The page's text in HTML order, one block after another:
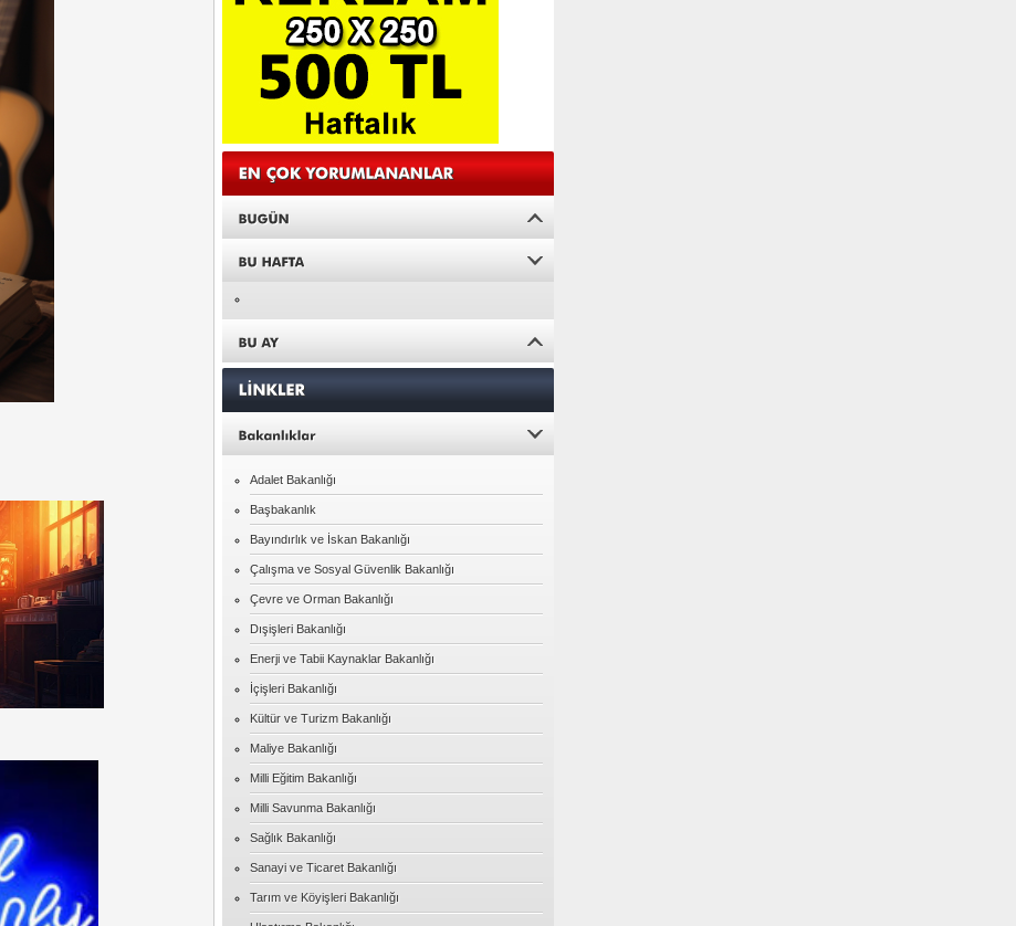
Adalet Bakanlığı
Başbakanlık
Bayındırlık ve İskan Bakanlığı
Çalışma ve Sosyal Güvenlik Bakanlığı
Çevre ve Orman Bakanlığı
Dışişleri Bakanlığı
Enerji ve Tabii Kaynaklar Bakanlığı
İçişleri Bakanlığı
Kültür ve Turizm Bakanlığı
Maliye Bakanlığı
Milli Eğitim Bakanlığı
Milli Savunma Bakanlığı
Sağlık Bakanlığı
Sanayi ve Ticaret Bakanlığı
Tarım ve Köyişleri Bakanlığı